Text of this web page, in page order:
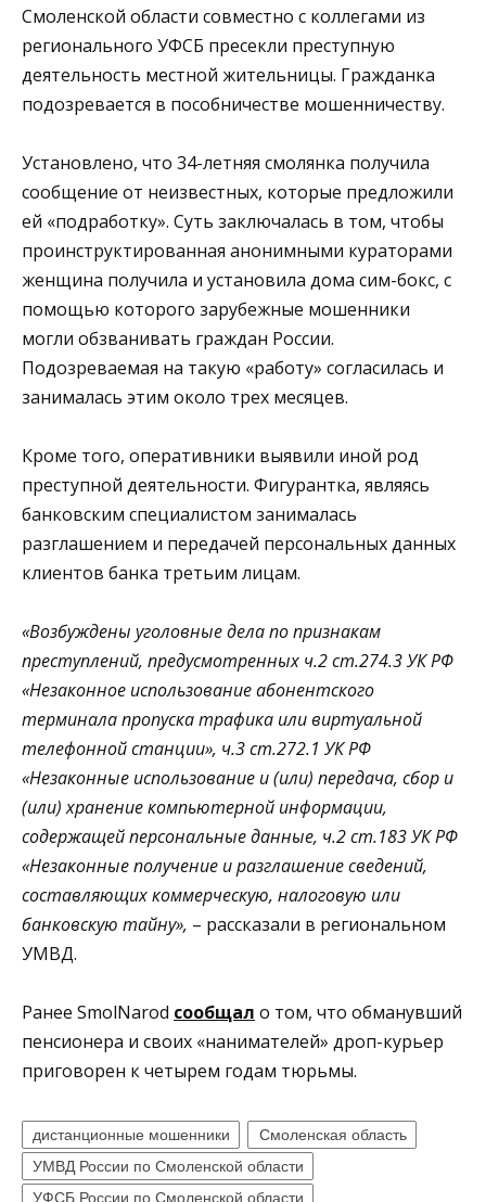
Смоленской области совместно с коллегами из
регионального УФСБ пресекли преступную
деятельность местной жительницы. Гражданка
подозревается в пособничестве мошенничеству.
Установлено, что 34-летняя смолянка получила
сообщение от неизвестных, которые предложили
ей «подработку». Суть заключалась в том, чтобы
проинструктированная анонимными кураторами
женщина получила и установила дома сим-бокс, с
помощью которого зарубежные мошенники
могли обзванивать граждан России.
Подозреваемая на такую «работу» согласилась и
занималась этим около трех месяцев.
Кроме того, оперативники выявили иной род
преступной деятельности. Фигурантка, являясь
банковским специалистом занималась
разглашением и передачей персональных данных
клиентов банка третьим лицам.
«Возбуждены уголовные дела по признакам
преступлений, предусмотренных ч.2 ст.274.3 УК РФ
«Незаконное использование абонентского
терминала пропуска трафика или виртуальной
телефонной станции», ч.3 ст.272.1 УК РФ
«Незаконные использование и (или) передача, сбор и
(или) хранение компьютерной информации,
содержащей персональные данные, ч.2 ст.183 УК РФ
«Незаконные получение и разглашение сведений,
составляющих коммерческую, налоговую или
банковскую тайну», – рассказали в региональном
УМВД.
Ранее SmolNarod сообщал о том, что обманувший
пенсионера и своих «нанимателей» дроп-курьер
приговорен к четырем годам тюрьмы.
дистанционные мошенники
Смоленская область
УМВД России по Смоленской области
УФСБ России по Смоленской области